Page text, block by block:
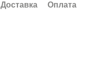
Доставка Оплата